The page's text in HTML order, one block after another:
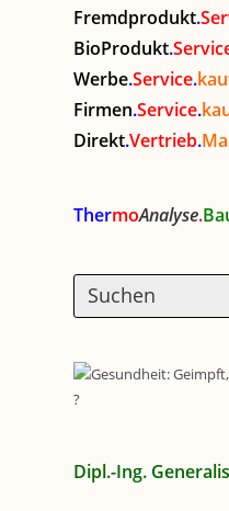
Fremdprodukt.
BioProdukt.
Werbe.Service.
Firmen.Service.
Direkt.Vertrieb.
ThermoAnalyse.
Dipl.-Ing.